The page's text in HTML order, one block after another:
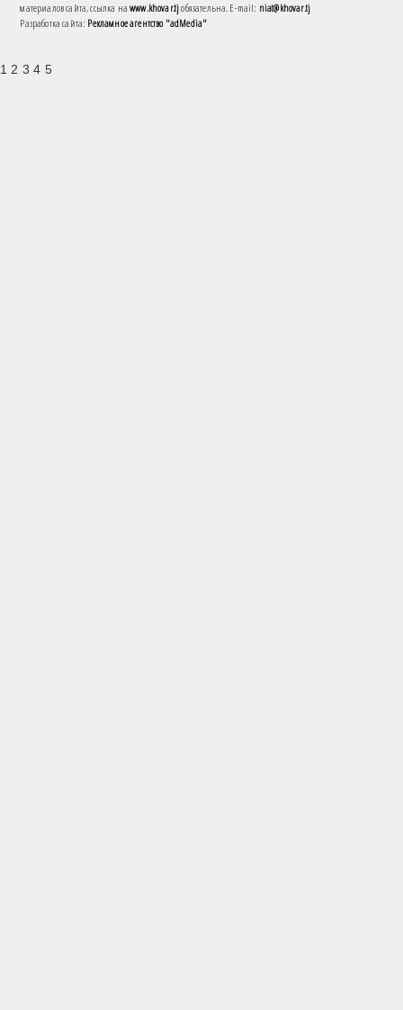
материалов сайта, ссылка наwww.khovar.tjобязательна. E-mail: niat@khovar.tj
Разработка сайта: Рекламное агентство "adMedia"
1 2 3 4 5